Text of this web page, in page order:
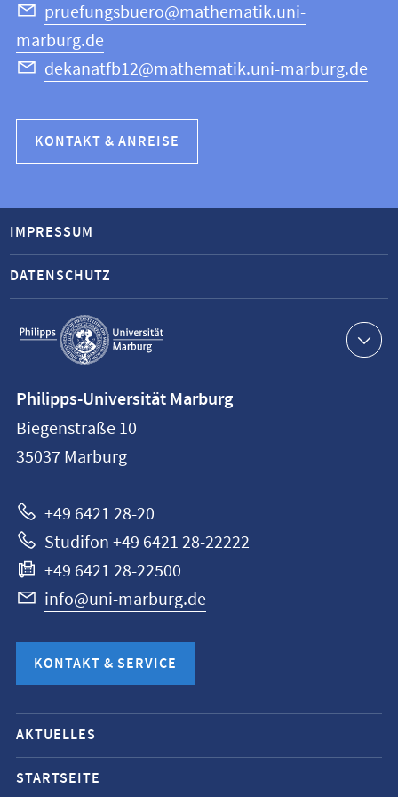
pruefungsbuero@mathematik.uni-
marburg.de
dekanatfb12@mathematik.uni-marburg.de
KONTAKT & ANREISE
Service-
Navigation
IMPRESSUM
DATENSCHUTZ
Philipps-
Universität
Marburg
Philipps-Universität Marburg
Biegenstraße 10
35037 Marburg
+49 6421 28-20
Studifon +49 6421 28-22222
+49 6421 28-22500
info@uni-marburg.de
KONTAKT & SERVICE
Mobile-
Service-
Navigation
AKTUELLES
STARTSEITE